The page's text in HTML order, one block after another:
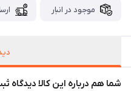
موجود در انبار
شما هم درباره این کالا دیدگاه